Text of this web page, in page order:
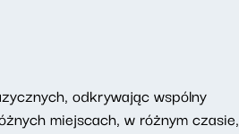
odkrywając wspólny
miejscach, w różnym czasie,